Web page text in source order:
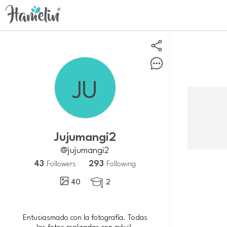
jujumangi2
@jujumangi2
43 Followers 293 Following
40
 2
Entusiasmado con la fotografía. Todas